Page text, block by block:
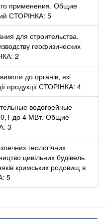
применения. Общие
СТОРІНКА: 5
для строительства.
геофизических
2
до органів, які
продукції СТОРІНКА: 4
водогрейные
0,1 до 4 МВт. Общие
3
геологічних
цивільних будівель
кримських родовищ в
5